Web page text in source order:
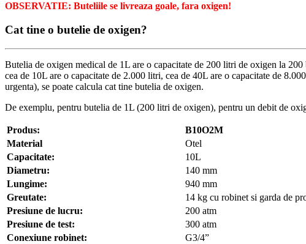
OBSERVATIE: Buteliile se livreaza goale, fara oxigen!
Cat tine o butelie de oxigen?
Butelia de oxigen medical de 1L are o capacitate de 200 litri de oxigen la
cea de 10L are o capacitate de 2.000 litri, cea de 40L are o capacitate de
urgenta), se poate calcula cat tine butelia de oxigen.
De exemplu, pentru butelia de 1L (200 litri de oxigen), pentru un debit de
Produs: B10O2M
Material
Otel
Capacitate:
10L
Diametru:
140 mm
Lungime:
940 mm
Greutate:
14 kg cu robinet si garda de
Presiune de lucru:
200 atm
Presiune de test:
300 atm
Conexiune robinet:
G3/4”